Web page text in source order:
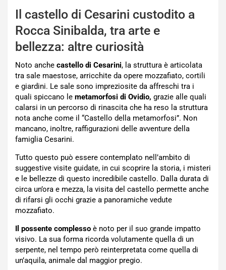
Il castello di Cesarini custodito a
Rocca Sinibalda, tra arte e
bellezza: altre curiosità
Noto anche castello di Cesarini, la struttura è articolata
tra sale maestose, arricchite da opere mozzafiato, cortili
e giardini. Le sale sono impreziosite da affreschi tra i
quali spiccano le metamorfosi di Ovidio, grazie alle quali
calarsi in un percorso di rinascita che ha reso la struttura
nota anche come il “Castello della metamorfosi”. Non
mancano, inoltre, raffigurazioni delle avventure della
famiglia Cesarini.
Tutto questo può essere contemplato nell’ambito di
suggestive visite guidate, in cui scoprire la storia, i misteri
e le bellezze di questo incredibile castello. Dalla durata di
circa un’ora e mezza, la visita del castello permette anche
di rifarsi gli occhi grazie a panoramiche vedute
mozzafiato.
Il possente complesso è noto per il suo grande impatto
visivo. La sua forma ricorda volutamente quella di un
serpente, nel tempo però reinterpretata come quella di
un’aquila, animale dal maggior pregio.